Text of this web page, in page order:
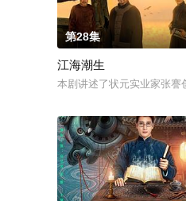
第28集
江海潮生
本剧讲述了状元实业家张謇